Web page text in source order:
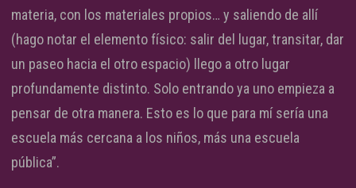
materia, con los materiales propios… y saliendo de allí
(hago notar el elemento físico: salir del lugar, transitar, dar
un paseo hacia el otro espacio) llego a otro lugar
profundamente distinto. Solo entrando ya uno empieza a
pensar de otra manera. Esto es lo que para mí sería una
escuela más cercana a los niños, más una escuela
pública”.